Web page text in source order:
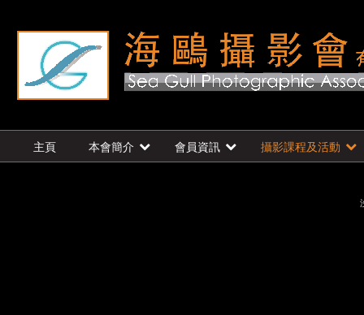
主頁 本會簡介 會員資訊 攝影課程及活動